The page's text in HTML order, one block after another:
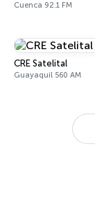
Cuenca 92.1 FM
CRE Satelital
Guayaquil 560 AM